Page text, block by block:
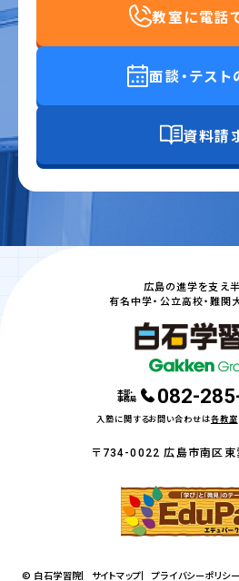
教室に電話
面談・テス
資料請
広島の進学を支え
有名中学・公立高校・難関
本部・
事務局 082-
入塾に関するお問い合わせは各教室
〒734-0022 広島市南区
© 白石学習院 サイトマップ プライバシーポリシー